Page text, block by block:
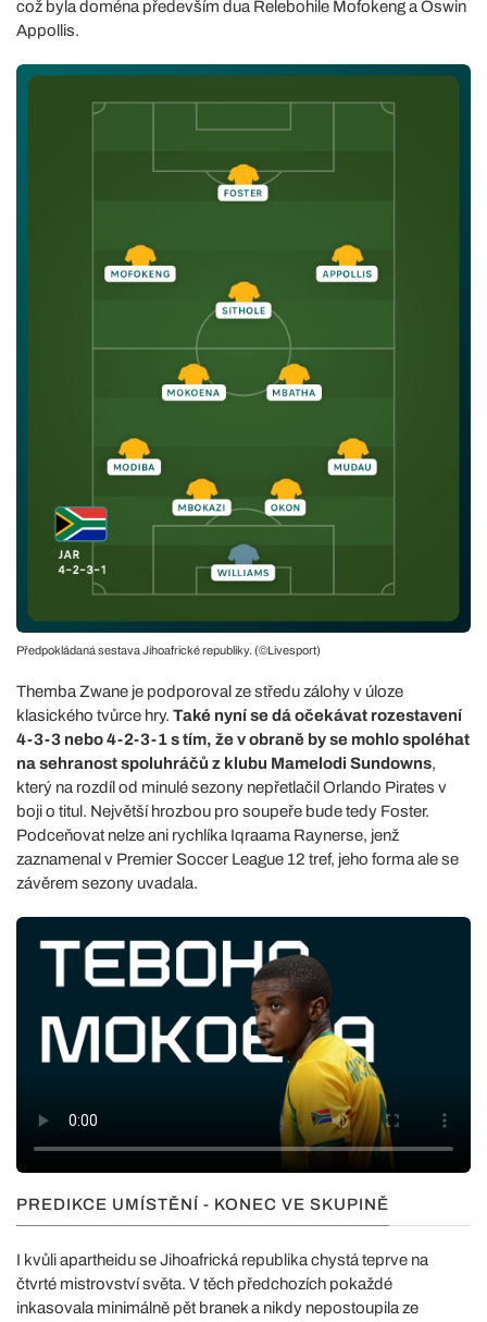
což byla doména především dua Relebohile Mofokeng a Oswin
Appollis.
Předpokládaná sestava Jihoafrické republiky. (©Livesport)
Themba Zwane je podporoval ze středu zálohy v úloze
klasického tvůrce hry. Také nyní se dá očekávat rozestavení
4-3-3 nebo 4-2-3-1 s tím, že v obraně by se mohlo spoléhat
na sehranost spoluhráčů z klubu Mamelodi Sundowns,
který na rozdíl od minulé sezony nepřetlačil Orlando Pirates v
boji o titul. Největší hrozbou pro soupeře bude tedy Foster.
Podceňovat nelze ani rychlíka Iqraama Raynerse, jenž
zaznamenal v Premier Soccer League 12 tref, jeho forma ale se
závěrem sezony uvadala.
PREDIKCE UMÍSTĚNÍ - KONEC VE SKUPINĚ
I kvůli apartheidu se Jihoafrická republika chystá teprve na
čtvrté mistrovství světa. V těch předchozích pokaždé
inkasovala minimálně pět branek a nikdy nepostoupila ze